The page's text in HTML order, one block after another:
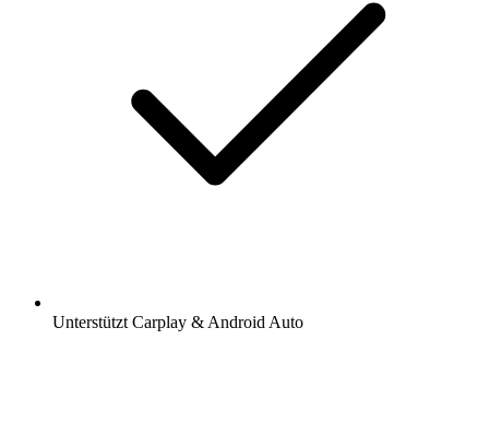
Unterstützt Carplay & Android Auto